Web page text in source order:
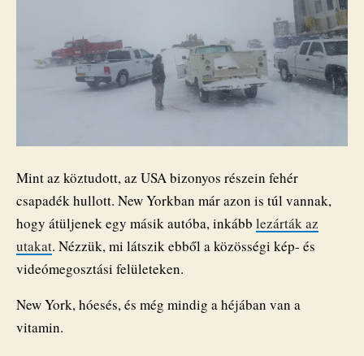
Mint az köztudott, az USA bizonyos részein fehér
csapadék hullott. New Yorkban már azon is túl vannak,
hogy átüljenek egy másik autóba, inkább lezárták az
utakat. Nézzük, mi látszik ebből a közösségi kép- és
videómegosztási felületeken.
New York, hóesés, és még mindig a héjában van a
vitamin.